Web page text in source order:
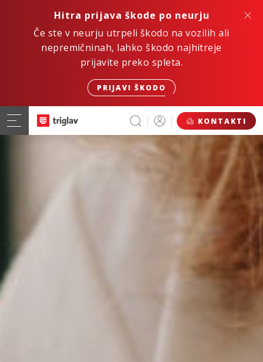
Hitra prijava škode po neurju
Če ste v neurju utrpeli škodo na vozilih ali
nepremičninah, lahko škodo najhitreje
prijavite preko spleta.
PRIJAVI ŠKODO
KONTAKTI